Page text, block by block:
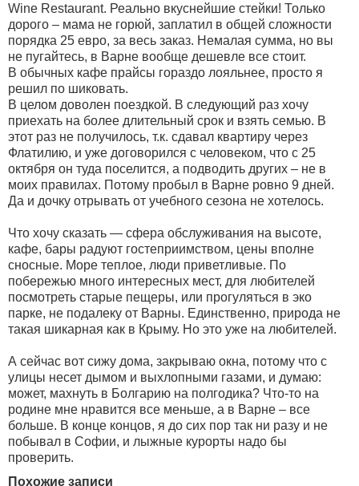
Wine Restaurant. Реально вкуснейшие стейки! Только
дорого – мама не горюй, заплатил в общей сложности
порядка 25 евро, за весь заказ. Немалая сумма, но вы
не пугайтесь, в Варне вообще дешевле все стоит.
В обычных кафе прайсы гораздо лояльнее, просто я
решил по шиковать.
В целом доволен поездкой. В следующий раз хочу
приехать на более длительный срок и взять семью. В
этот раз не получилось, т.к. сдавал квартиру через
Флатилию, и уже договорился с человеком, что с 25
октября он туда поселится, а подводить других – не в
моих правилах. Потому пробыл в Варне ровно 9 дней.
Да и дочку отрывать от учебного сезона не хотелось.
Что хочу сказать — сфера обслуживания на высоте,
кафе, бары радуют гостеприимством, цены вполне
сносные. Море теплое, люди приветливые. По
побережью много интересных мест, для любителей
посмотреть старые пещеры, или прогуляться в эко
парке, не подалеку от Варны. Единственно, природа не
такая шикарная как в Крыму. Но это уже на любителей.
А сейчас вот сижу дома, закрываю окна, потому что с
улицы несет дымом и выхлопными газами, и думаю:
может, махнуть в Болгарию на полгодика? Что-то на
родине мне нравится все меньше, а в Варне – все
больше. В конце концов, я до сих пор так ни разу и не
побывал в Софии, и лыжные курорты надо бы
проверить.
Похожие записи